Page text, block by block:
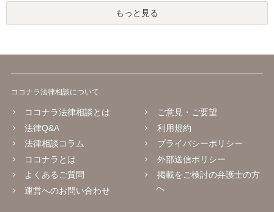
もっと見る
ココナラ法律相談について
ココナラ法律相談とは
法律Q&A
法律相談コラム
ココナラとは
よくあるご質問
運営へのお問い合わせ
ご意見・ご要望
利用規約
プライバシーポリシー
外部送信ポリシー
掲載をご検討の弁護士の方
へ